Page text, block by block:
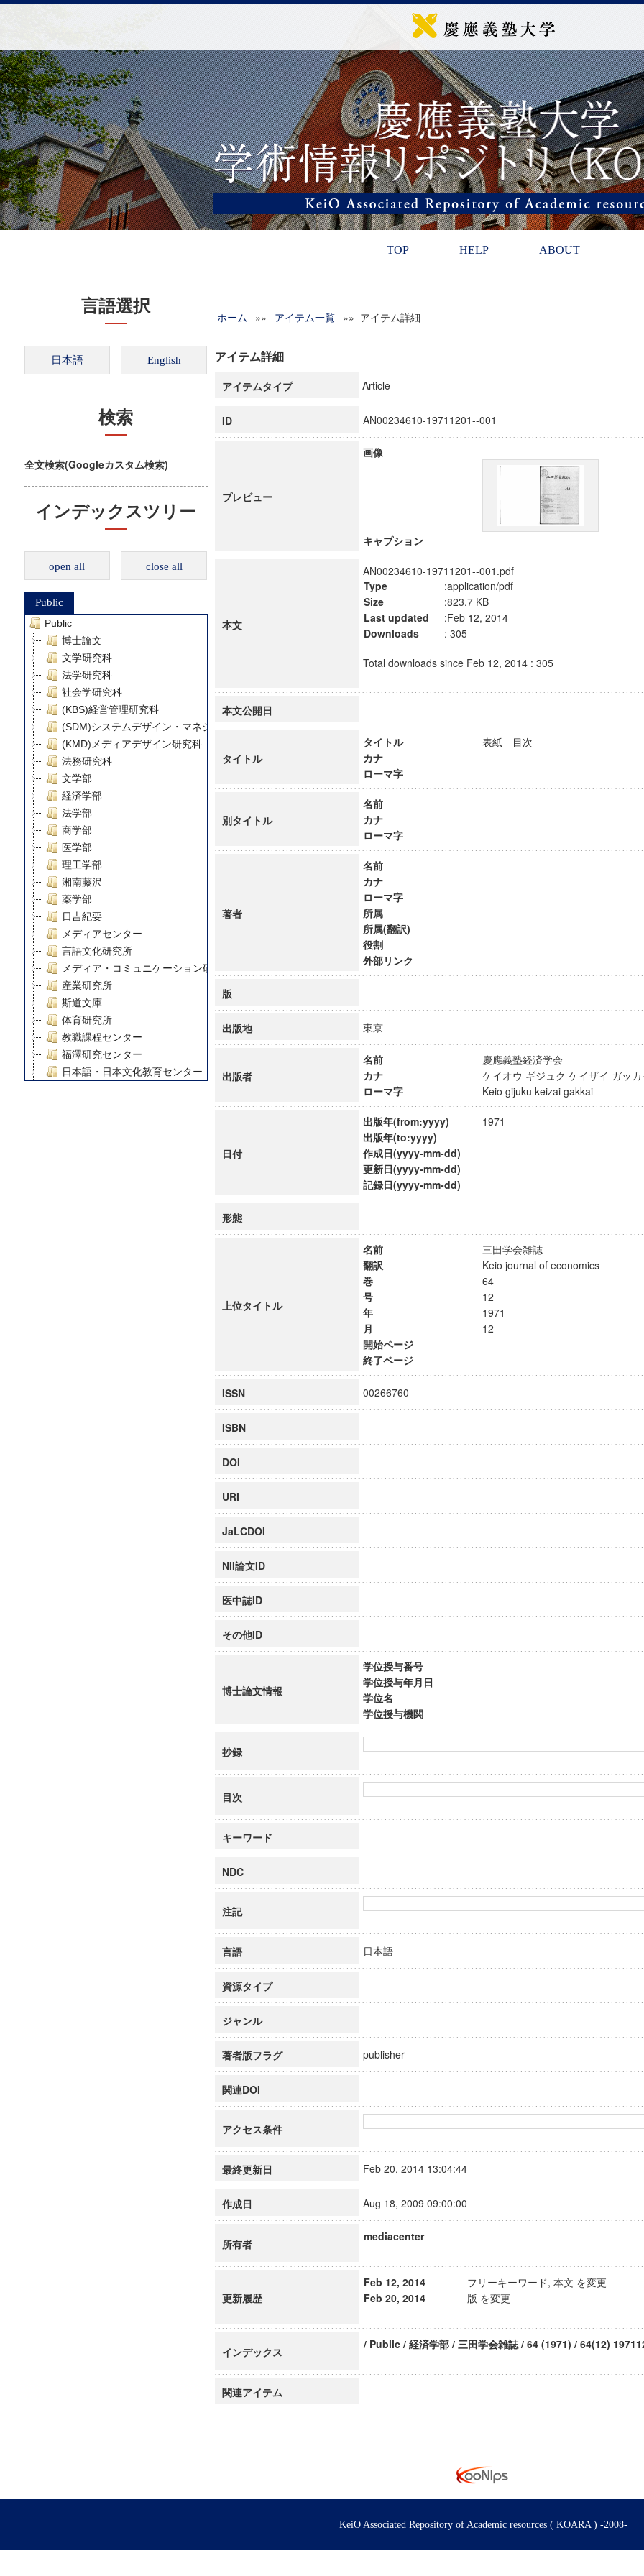
TOP HELP ABOUT
言語選択
検索
全文検索(Googleカスタム検索)
インデックスツリー
open all close all
Public
Public
博士論文
文学研究科
法学研究科
社会学研究科
(KBS)経営管理研究科
(SDM)システムデザイン・マネジメント研究科
(KMD)メディアデザイン研究科
法務研究科
文学部
経済学部
法学部
商学部
医学部
理工学部
湘南藤沢
薬学部
日吉紀要
メディアセンター
言語文化研究所
メディア・コミュニケーション研究所
産業研究所
斯道文庫
体育研究所
教職課程センター
福澤研究センター
日本語・日本文化教育センター
慶應義塾大学グローバルCOEプログラム論理と感性の先端的教育研究拠点
博士課程教育リーディングプログラム「超成熟社会発展のサイエンス」
ホーム »» アイテム一覧 »» アイテム詳細
アイテム詳細
アイテムタイプ Article
ID AN00234610-19711201--001
プレビュー
画像
キャプション
本文
AN00234610-19711201--001.pdf
Type
:application/pdf
Size
:823.7 KB
Last updated
:Feb 12, 2014
Downloads
: 305
Total downloads since Feb 12, 2014 : 305
本文公開日
タイトル
タイトル
表紙 目次
カナ
ローマ字
別タイトル
名前
カナ
ローマ字
著者
名前
カナ
ローマ字
所属
所属(翻訳)
役割
外部リンク
版
出版地 東京
出版者
名前
慶應義塾経済学会
カナ
ケイオウ ギジュク ケイザイ ガ
ローマ字
Keio gijuku keizai gakkai
日付
出版年(from:yyyy)
1971
出版年(to:yyyy)
作成日(yyyy-mm-dd)
更新日(yyyy-mm-dd)
記録日(yyyy-mm-dd)
形態
上位タイトル
名前
三田学会雑誌
翻訳
Keio journal of economics
巻
64
号
12
年
1971
月
12
開始ページ
終了ページ
ISSN 00266760
ISBN
DOI
URI
JaLCDOI
NII論文ID
医中誌ID
その他ID
博士論文情報
学位授与番号
学位授与年月日
学位名
学位授与機関
抄録
目次
キーワード
NDC
注記
言語 日本語
資源タイプ
ジャンル
著者版フラグ publisher
関連DOI
アクセス条件
最終更新日 Feb 20, 2014 13:04:44
作成日 Aug 18, 2009 09:00:00
所有者
mediacenter
更新履歴
Feb 12, 2014
フリーキーワード, 本文 を変更
Feb 20, 2014
版 を変更
インデックス
/ Public / 経済学部 / 三田学会雑誌 / 64 (1971) / 64(12)
関連アイテム
KeiO Associated Repository of Academic resources ( KOARA ) -2008-